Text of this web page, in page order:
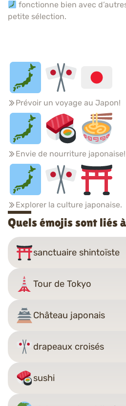
fonctionne bien avec
petite sélection.
Prévoir un voyage au Japon!
Envie de nourriture japonaise!
Explorer la culture japonaise.
Quels émojis sont liés
sanctuaire shintoïste
Tour de Tokyo
Château japonais
drapeaux croisés
sushi